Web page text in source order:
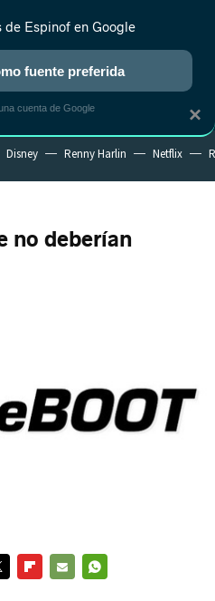
ANIME RANKINGS CINE
Disney Renny Harlin Netflix
no deberían
×
de Espinof en Google
fuente preferida
cuenta de Google